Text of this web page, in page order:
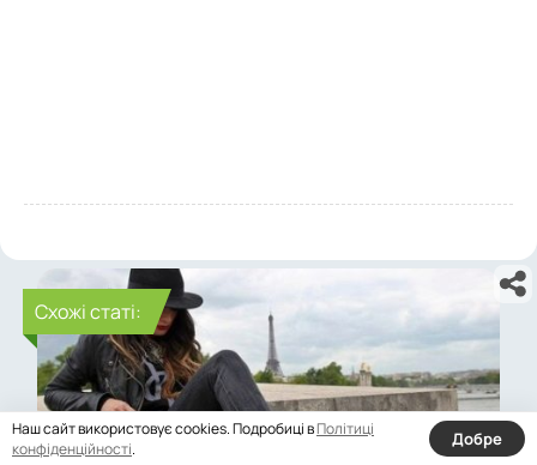
Cхожі статі:
Наш сайт використовує cookies. Подробиці вПолітиці
конфіденційності. Добре